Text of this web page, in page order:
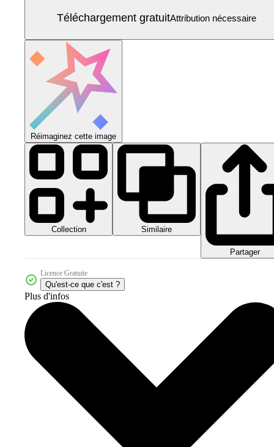
Téléchargement gratuitAttribution nécessaire
Réimaginez cette image
Collection Similaire
Partager
Licence Gratuite
Qu'est-ce que c'est ?
Plus d'infos